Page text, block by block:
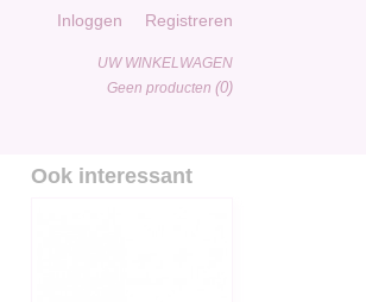
Inloggen Registreren
UW WINKELWAGEN
Geen producten (0)
Ook interessant